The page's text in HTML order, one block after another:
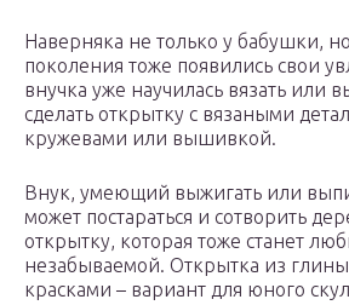
Наверняка не только у бабушки,
поколения тоже появились свои
внучка уже научилась вязать или
сделать открытку с вязаными
кружевами или вышивкой.
Внук, умеющий выжигать или
может постараться и сотворить
открытку, которая тоже станет
незабываемой. Открытка из
красками – вариант для юного